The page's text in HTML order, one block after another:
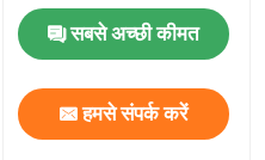
सबसे अच्छी कीमत
हमसे संपर्क करें